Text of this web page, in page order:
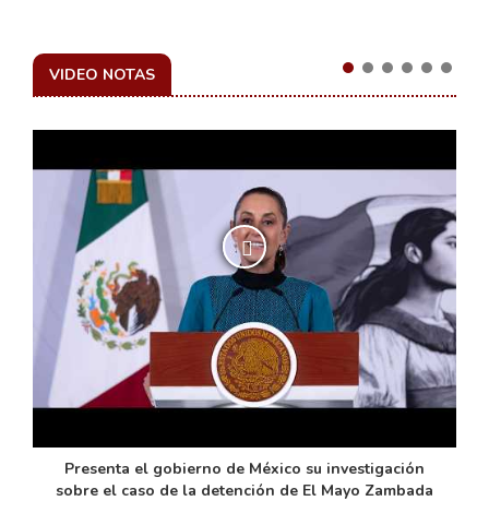
VIDEO NOTAS
Presenta el gobierno de México su investigación
sobre el caso de la detención de El Mayo Zambada